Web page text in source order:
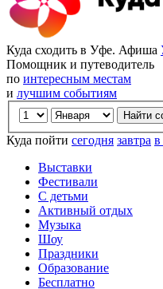
Куда сходить в Уфе. Афиша
Помощник и путеводитель
по интересным местам
и лучшим событиям
Куда пойти сегодня завтра
Выставки
Фестивали
С детьми
Активный отдых
Музыка
Шоу
Праздники
Образование
Бесплатно